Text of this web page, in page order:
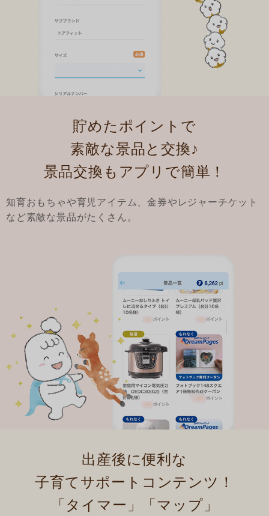
貯めたポイントで
素敵な景品と交換♪
景品交換もアプリで簡単！
知育おもちゃや育児アイテム、金券やレジャーチケット
など素敵な景品がたくさん。
出産後に便利な
子育てサポートコンテンツ！
「タイマー」「マップ」